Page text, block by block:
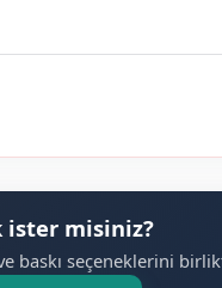
misiniz?
baskı seçeneklerini